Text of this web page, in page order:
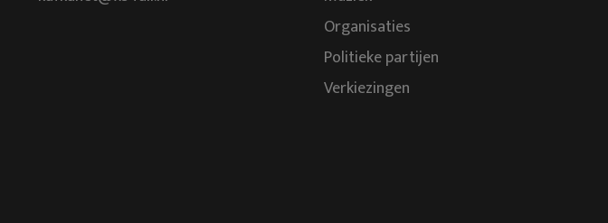
Organisaties
Politieke partijen
Verkiezingen